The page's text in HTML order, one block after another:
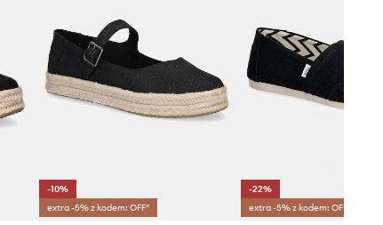
-10%
extra -5% z kodem: OFF*
-22%
extra -5% z kodem: OFF*